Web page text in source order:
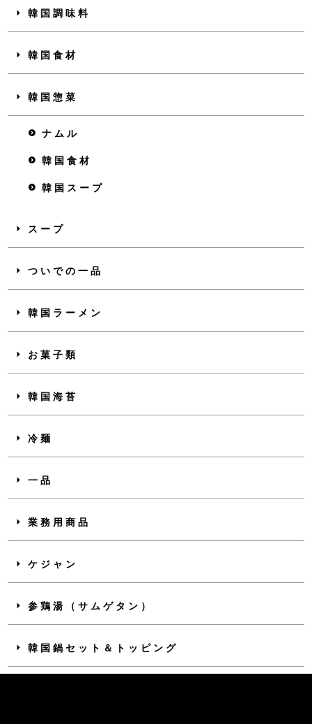
韓国調味料
韓国食材
韓国惣菜
ナムル
韓国食材
韓国スープ
スープ
ついでの一品
韓国ラーメン
お菓子類
韓国海苔
冷麺
一品
業務用商品
ケジャン
参鶏湯（サムゲタン）
韓国鍋セット＆トッピング